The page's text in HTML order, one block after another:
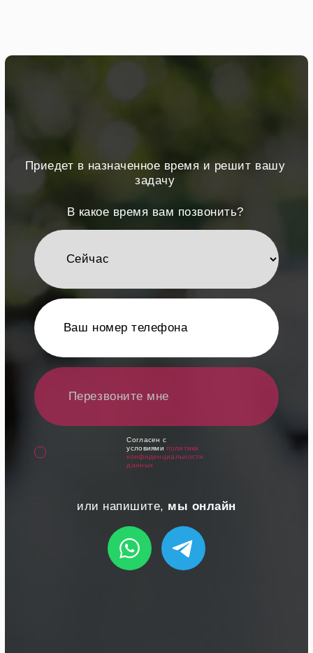
Приедет в назначенное время и решит вашу
задачу
В какое время вам позвонить?
Перезвоните мне
Cогласен с
условиямиполитики
конфиденциальности
данных
или напишите, мы онлайн